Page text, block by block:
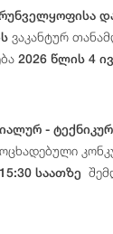
ვაკანტურ
2026 წლის 4
-
საათზე